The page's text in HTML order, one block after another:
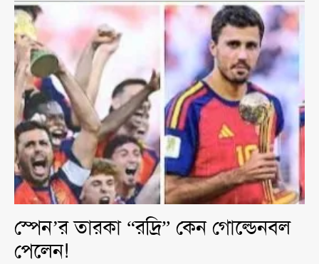
স্পেন’র তারকা “রদ্রি” কেন গোল্ডেনবল
পেলেন!